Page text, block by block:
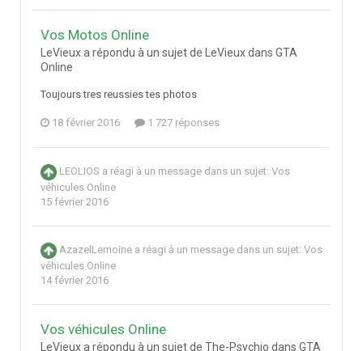
Vos Motos Online
LeVieux a répondu à un sujet de LeVieux dans GTA
Online
Toujours tres reussies tes photos
18 février 2016 1 727 réponses
LEOLIOS a réagi à un message dans un sujet: Vos
véhicules Online
15 février 2016
AzazelLemoine a réagi à un message dans un sujet: Vos
véhicules Online
14 février 2016
Vos véhicules Online
LeVieux a répondu à un sujet de The-Psychio dans GTA